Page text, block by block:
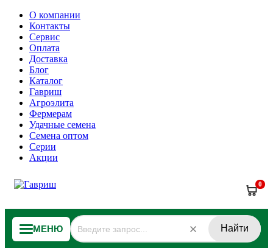
О компании
Контакты
Сервис
Оплата
Доставка
Блог
Каталог
Гавриш
Агроэлита
Фермерам
Удачные семена
Семена оптом
Серии
Акции
0
МЕНЮ Найти